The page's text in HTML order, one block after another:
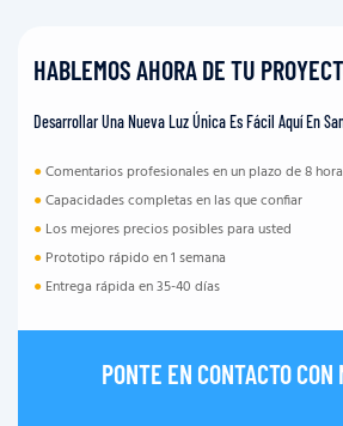
HABLEMOS AHORA DE TU
Desarrollar Una Nueva Luz Única Es Fácil Aquí En
●Comentarios profesionales en un plazo de 8
●Capacidades completas en las que confiar
● Los mejores precios posibles para usted
● Prototipo rápido en 1 semana
● Entrega rápida en 35-40 días
PONTE EN CONTACTO CON